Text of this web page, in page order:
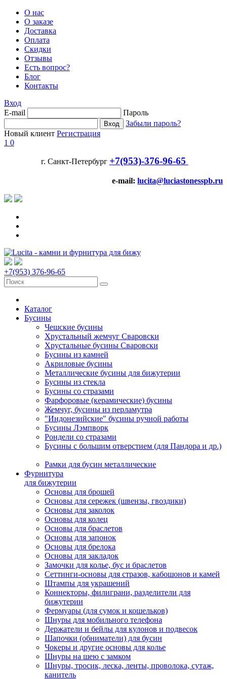
О нас
О заказе
Доставка
Оплата
Скидки
Отзывы
Есть вопрос?
Блог
Контакты
Вход
E-mail
Пароль
Забыли пароль?
Новый клиент Регистрация
1 0
г. Санкт-Петербург +7(953)-376-96-65
e-mail: lucita@luciastonesspb.ru
+7(953) 376-96-65
Каталог
Бусины
Чешские бусины
Хрустальный жемчуг Сваровски
Хрустальные бусины Сваровски
Бусины из камней
Акриловые бусины
Металлические бусины для бижутерии
Бусины из стекла
Бусины со стразами
Фарфоровые (керамические) бусины
Жемчуг, бусины из перламутра
"Индонезийские" бусины ручной работы
Бусины Лэмпворк
Рондели со стразами
Бусины с большим отверстием (для Пандора и др.)
Рамки для бусин металлические
Фурнитура
для бижутерии
Основы для брошей
Основы для сережек (швензы, гвоздики)
Основы для заколок
Основы для колец
Основы для браслетов
Основы для запонок
Основы для брелока
Основы для закладок
Замочки для колье, бус и браслетов
Сеттинги-основы для стразов, кабошонов и камей
Штампы для украшений
Коннекторы, филиграни, разделители для
бижутерии
Фермуары (для сумок и кошельков)
Шнуры для мобильного телефона
Держатели и бейлы для кулонов и подвесок
Шапочки (обниматели) для бусин
Чокеры и другие основы для колье
Шнуры на шею с замком
Шнуры, тросик, леска, ленты, проволока, сутаж,
канитель